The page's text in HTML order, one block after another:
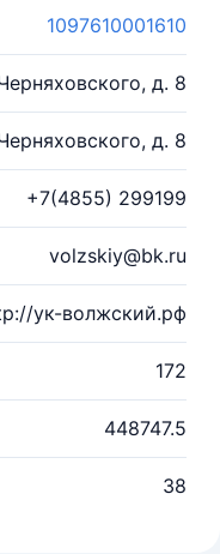
1097610001610
д. 8
д. 8
+7(4855) 299199
volzskiy@bk.ru
ук-волжский.рф
172
448747.5
38